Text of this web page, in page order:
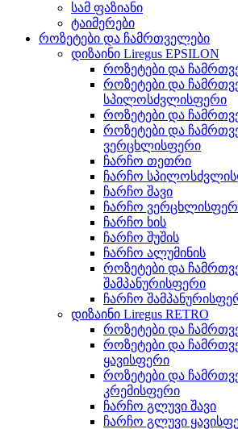
სამ ფაზიანი
ტაიმერები
როზეტები და ჩამრთველები
დიზაინი Liregus EPSILON
როზეტები და
როზეტები და
სპილოსძვლისფერი
როზეტები და
როზეტები და
ვერცხლისფერი
ჩარჩო თეთრი
ჩარჩო
ჩარჩო შავი
ჩარჩო
ჩარჩო ხის
ჩარჩო შუშის
ჩარჩო ალუმინის
როზეტები და
შამპანურისფერი
ჩარჩო
დიზაინი Liregus RETRO
როზეტები და
როზეტები და
ყავისფერი
როზეტები და
კრემისფერი
ჩარჩო გლუვი შავი
ჩარჩო გლუვი